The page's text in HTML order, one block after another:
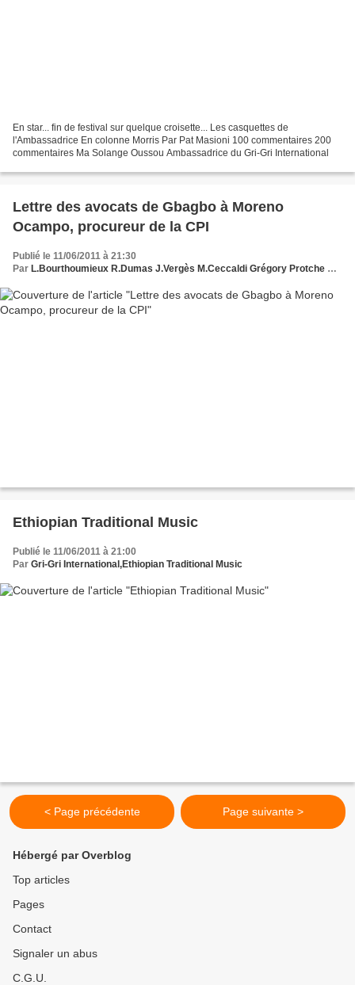
En star... fin de festival sur quelque croisette... Les casquettes de
l'Ambassadrice En colonne Morris Par Pat Masioni 100 commentaires 200
commentaires Ma Solange Oussou Ambassadrice du Gri-Gri International
Lettre des avocats de Gbagbo à Moreno
Ocampo, procureur de la CPI
Publié le 11/06/2011 à 21:30
Par L.Bourthoumieux R.Dumas J.Vergès M.Ceccaldi Grégory Protche www.legrigriinternational.com
Ethiopian Traditional Music
Publié le 11/06/2011 à 21:00
Par Gri-Gri International,Ethiopian Traditional Music
< Page précédente Page suivante >
Hébergé par Overblog
Top articles
Pages
Contact
Signaler un abus
C.G.U.